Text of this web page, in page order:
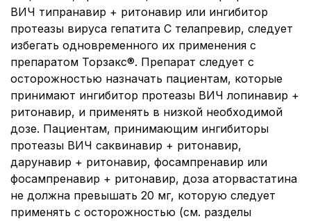
ВИЧ типранавир + ритонавир или ингибитор
протеазы вируса гепатита C телапревир, следует
избегать одновременного их применения с
препаратом Торзакс®. Препарат следует с
осторожностью назначать пациентам, которые
принимают ингибитор протеазы ВИЧ лопинавир +
ритонавир, и применять в низкой необходимой
дозе. Пациентам, принимающим ингибиторы
протеазы ВИЧ саквинавир + ритонавир,
дарунавир + ритонавир, фосампренавир или
фосампренавир + ритонавир, доза аторвастатина
не должна превышать 20 мг, которую следует
применять с осторожностью (см. разделы